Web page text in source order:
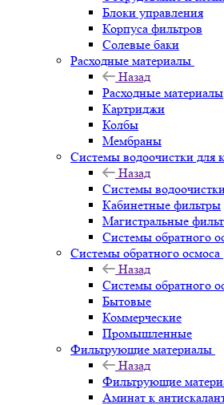
Блоки управления
Корпуса фильтров
Солевые баки
Расходные материалы
Назад
Расходные материалы
Картриджи
Колбы
Мембраны
Системы водоочистки для
Назад
Системы
Кабинетные фильтры
Магистральные
Системы обратного
Системы обратного осмоса
Назад
Системы обратного
Бытовые
Коммерческие
Промышленные
Фильтрующие материалы
Назад
Фильтрующие
Аминат к